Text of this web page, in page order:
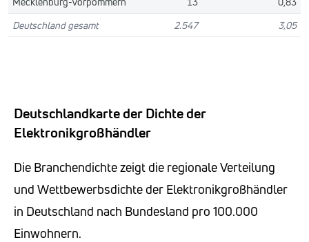
Deutschland gesamt
2.547 3,05
Deutschlandkarte der Dichte der
Elektronikgroßhändler
Die Branchendichte zeigt die regionale Verteilung
und Wettbewerbsdichte der Elektronikgroßhändler
in Deutschland nach Bundesland pro 100.000
Einwohnern.